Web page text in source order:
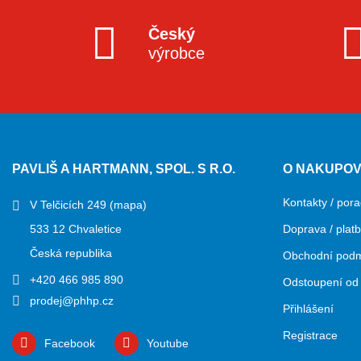
Český
výrobce
PAVLIŠ A HARTMANN, SPOL. S R.O.
V Telčicích 249 (mapa)
533 12 Chvaletice
Česká republika
+420 466 985 890
prodej@phhp.cz
Facebook Youtube
O
Kontakty /
Doprava /
Obchodní
Odstoupení
Přihlášení
Registrace